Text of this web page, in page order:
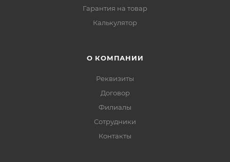
Гарантия на товар
Калькулятор
О КОМПАНИИ
Реквизиты
Договор
Филиалы
Сотрудники
Контакты